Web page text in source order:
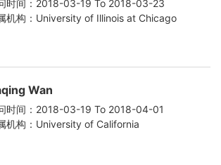
时间：2018-03-19 To 2018-03-23
机构：University of Illinois at Chicago
Wan
时间：2018-03-19 To 2018-04-01
机构：University of California